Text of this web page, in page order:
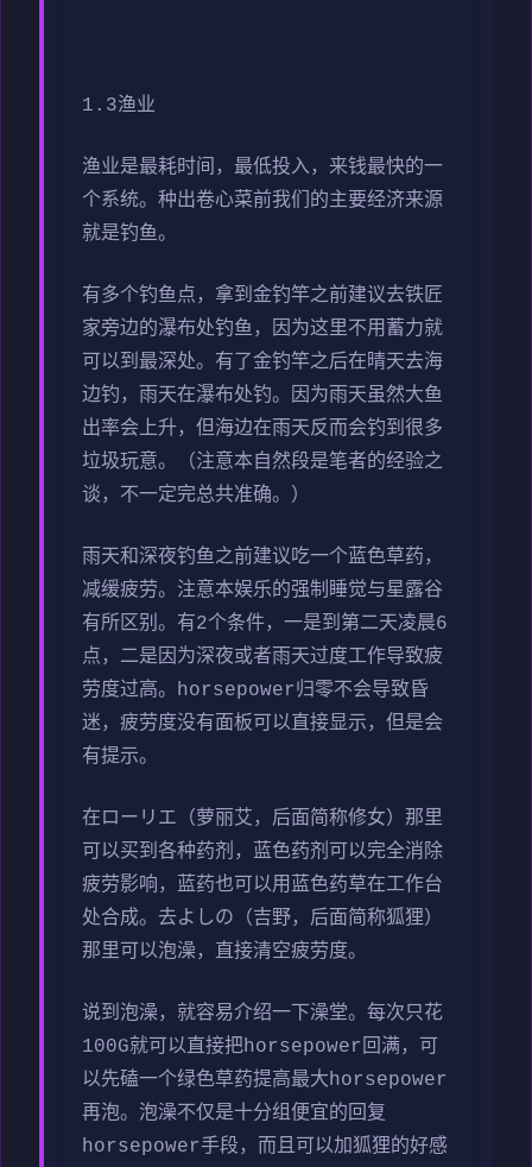
1.3渔业
渔业是最耗时间，最低投入，来钱最快的一
个系统。种出卷心菜前我们的主要经济来源
就是钓鱼。
有多个钓鱼点，拿到金钓竿之前建议去铁匠
家旁边的瀑布处钓鱼，因为这里不用蓄力就
可以到最深处。有了金钓竿之后在晴天去海
边钓，雨天在瀑布处钓。因为雨天虽然大鱼
出率会上升，但海边在雨天反而会钓到很多
垃圾玩意。（注意本自然段是笔者的经验之
谈，不一定完总共准确。）
雨天和深夜钓鱼之前建议吃一个蓝色草药，
减缓疲劳。注意本娱乐的强制睡觉与星露谷
有所区别。有2个条件，一是到第二天凌晨6
点，二是因为深夜或者雨天过度工作导致疲
劳度过高。horsepower归零不会导致昏
迷，疲劳度没有面板可以直接显示，但是会
有提示。
在ローリエ（萝丽艾，后面简称修女）那里
可以买到各种药剂，蓝色药剂可以完全消除
疲劳影响，蓝药也可以用蓝色药草在工作台
处合成。去よしの（吉野，后面简称狐狸）
那里可以泡澡，直接清空疲劳度。
说到泡澡，就容易介绍一下澡堂。每次只花
100G就可以直接把horsepower回满，可
以先磕一个绿色草药提高最大horsepower
再泡。泡澡不仅是十分组便宜的回复
horsepower手段，而且可以加狐狸的好感